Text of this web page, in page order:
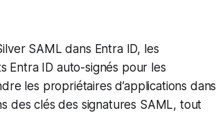
SAML dans Entra ID, les
Entra ID auto-signés pour les
les propriétaires d’applications dans
des clés des signatures SAML, tout